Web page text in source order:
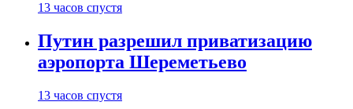
13 часов спустя
Путин разрешил приватизацию
аэропорта Шереметьево
13 часов спустя